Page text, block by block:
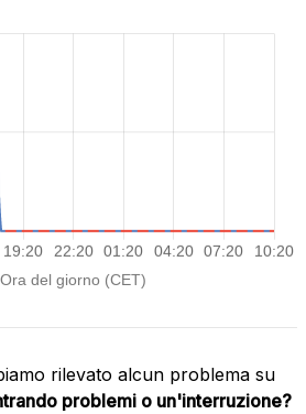
rilevato alcun problema su
problemi o un'interruzione?